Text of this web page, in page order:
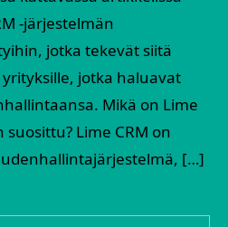
-järjestelmän
jotka tekevät siitä
jotka haluavat
Mikä on Lime
suosittu? Lime CRM on
[…]